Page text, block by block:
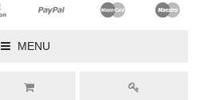
MENU